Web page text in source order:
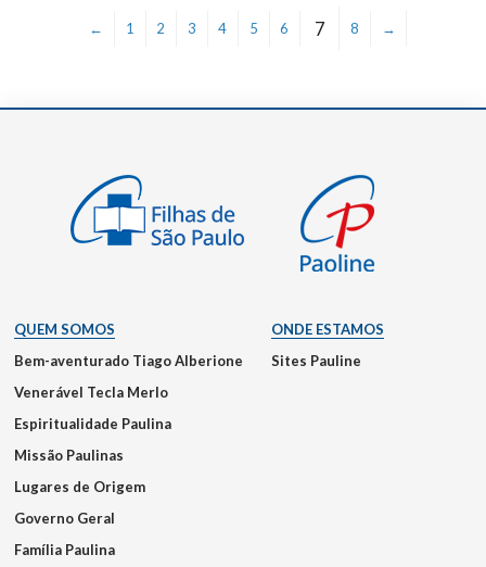
← 1 2 3 4 5 6 7 8 →
QUEM SOMOS
Bem-aventurado Tiago Alberione
Venerável Tecla Merlo
Espiritualidade Paulina
Missão Paulinas
Lugares de Origem
Governo Geral
Família Paulina
ONDE ESTAMOS
Sites Pauline